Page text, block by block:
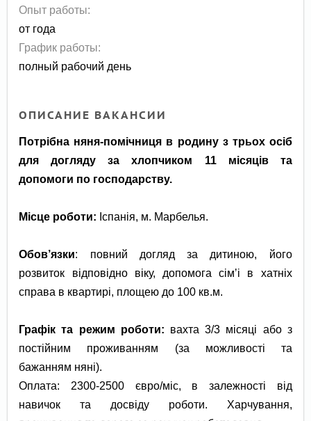
Опыт работы:
от года
График работы:
полный рабочий день
ОПИСАНИЕ ВАКАНСИИ
Потрібна няня-помічниця в родину з трьох осіб
для догляду за хлопчиком 11 місяців та
допомоги по господарству.
Місце роботи: Іспанія, м. Марбелья.
Обов’язки: повний догляд за дитиною, його
розвиток відповідно віку, допомога сімʼі в хатніх
справа в квартирі, площею до 100 кв.м.
Графік та режим роботи: вахта 3/3 місяці або з
постійним проживанням (за можливості та
бажанням няні).
Оплата: 2300-2500 євро/міс, в залежності від
навичок та досвіду роботи. Харчування,